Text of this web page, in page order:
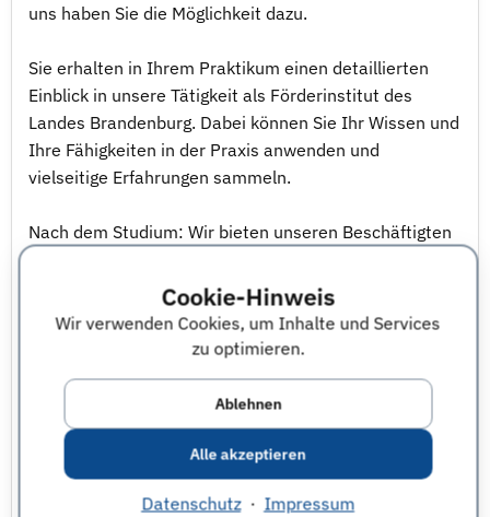
Cookie-Hinweis
Wir verwenden Cookies, um Inhalte und Services
zu optimieren.
Ablehnen
Alle akzeptieren
Datenschutz· Impressum
uns haben Sie die Möglichkeit dazu.
Sie erhalten in Ihrem Praktikum einen detaillierten
Einblick in unsere Tätigkeit als Förderinstitut des
Landes Brandenburg. Dabei können Sie Ihr Wissen und
Ihre Fähigkeiten in der Praxis anwenden und
vielseitige Erfahrungen sammeln.
Nach dem Studium: Wir bieten unseren Beschäftigten
Bankensektor, verbunden mit zahlreichen Vorteilen.
Dazu zählen unter anderem:
- attraktive Sozialleistungen (z. B. betriebliche
Altersvorsorge, Betriebsrestaurant)
- flexibles und ortsunabhängiges Arbeiten
- Betriebliches Gesundheitsmanagement
- vielfältige Maßnahmen zur Vereinbarkeit von Familie